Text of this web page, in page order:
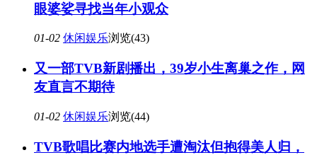
眼婆娑寻找当年小观众
01-02 休闲娱乐浏览(43)
又一部TVB新剧播出，39岁小生离巢之作，网
友直言不期待
01-02 休闲娱乐浏览(44)
TVB歌唱比赛内地选手遭淘汰但抱得美人归，